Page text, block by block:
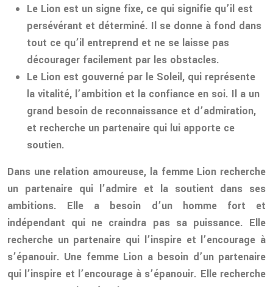
Le Lion est un signe fixe, ce qui signifie qu’il est
persévérant et déterminé. Il se donne à fond dans
tout ce qu’il entreprend et ne se laisse pas
décourager facilement par les obstacles.
Le Lion est gouverné par le Soleil, qui représente
la vitalité, l’ambition et la confiance en soi. Il a un
grand besoin de reconnaissance et d’admiration,
et recherche un partenaire qui lui apporte ce
soutien.
Dans une relation amoureuse, la femme Lion recherche
un partenaire qui l’admire et la soutient dans ses
ambitions. Elle a besoin d’un homme fort et
indépendant qui ne craindra pas sa puissance. Elle
recherche un partenaire qui l’inspire et l’encourage à
s’épanouir. Une femme Lion a besoin d’un partenaire
qui l’inspire et l’encourage à s’épanouir. Elle recherche